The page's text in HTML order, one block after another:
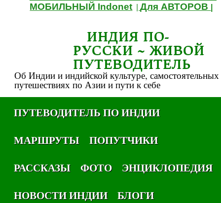
МОБИЛЬНЫЙ Indonet |Для АВТОРОВ
ИНДИЯ ПО-
РУССКИ ~ ЖИВОЙ
ПУТЕВОДИТЕЛЬ
Об Индии и индийской культуре, самостоятельных
путешествиях по Азии и пути к себе
ПУТЕВОДИТЕЛЬ ПО ИНДИИ
МАРШРУТЫ
ПОПУТЧИКИ
РАССКАЗЫ
ФОТО
ЭНЦИКЛОПЕДИЯ
НОВОСТИ ИНДИИ
БЛОГИ